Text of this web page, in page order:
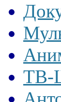
ТВ-